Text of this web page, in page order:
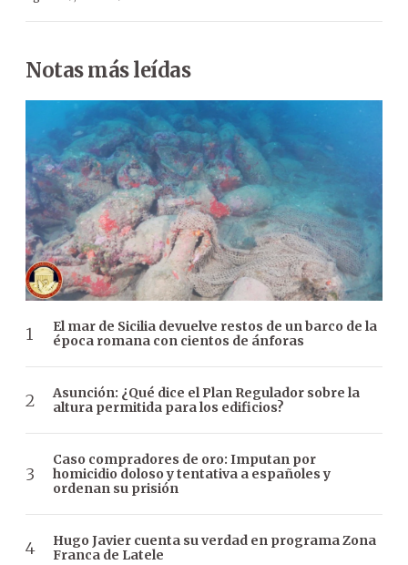
Notas más leídas
El mar de Sicilia devuelve restos de un barco de la
época romana con cientos de ánforas
Asunción: ¿Qué dice el Plan Regulador sobre la
altura permitida para los edificios?
Caso compradores de oro: Imputan por
homicidio doloso y tentativa a españoles y
ordenan su prisión
Hugo Javier cuenta su verdad en programa Zona
Franca de Latele